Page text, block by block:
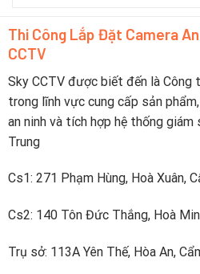
trực
tiếp
pin
2
Thi Công Lắp Đặt Camera
CCTV
Sky CCTV được biết đến là Công
trong lĩnh vực cung cấp sản
an ninh và tích hợp hệ thống
Trung
Cs1: 271 Phạm Hùng, Hoà Xuân,
Cs2: 140 Tôn Đức Thắng, Hoà
Trụ sở: 113A Yên Thế, Hòa An,